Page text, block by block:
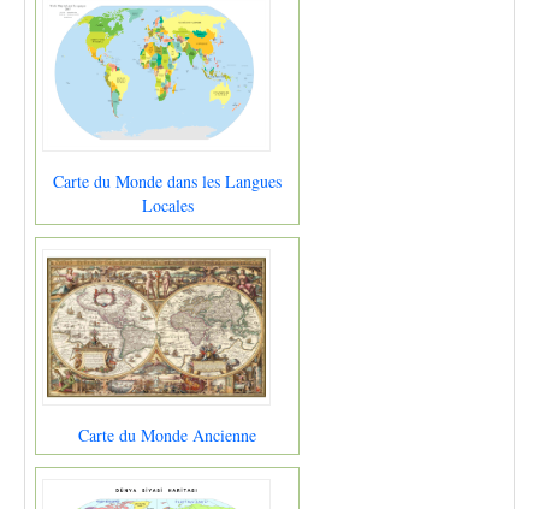
Carte du Monde dans les Langues
Locales
Carte du Monde Ancienne